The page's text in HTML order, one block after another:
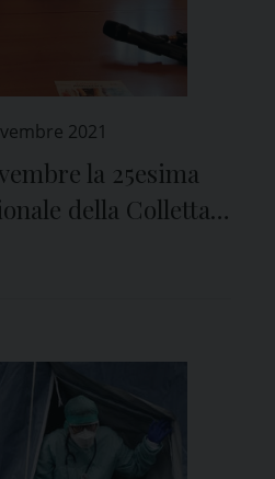
2021
la 25esima
della Colletta